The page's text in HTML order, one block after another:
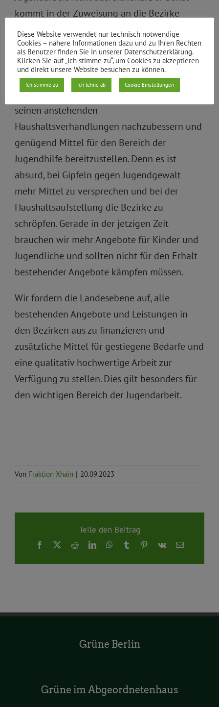
kommt in der Zuweisung an die Bezirke
seiner Verantwortung einer auskömmlichen
Finanzierung der Jugendarbeit weiterhin
nicht hinreichend nach – und dass trotz des
neuen Jugendfördergesetzes. Wir fordern das
Berliner Landesparlament deswegen auf, in
seinen anstehenden
Haushaltsverhandlungen nachzubessern und
genügend Mittel für den Bereich der
Jugendhilfe bereitzustellen. Denn es ist
absurd, bei Gipfeln gegen Jugendgewalt
mehr Mittel zu versprechen und bei der
Haushaltsaufstellung die Bezirke zu
schröpfen. Gerade in der jetzigen Zeit
brauchen wir mehr Angebote für Kinder und
Jugendliche und sollten nicht für den Erhalt
bestehender Angebote kämpfen müssen.
Wir fordern die Landesebene auf, alle
bestehenden Angebote und Leistungen in
den Bezirken aus zu finanzieren und
zusätzliche Mittel für gestiegene Bedarfe und
eine qualitativ hochwertige Arbeit zur
Verfügung zu stellen. Dies gilt besonders für
den wichtigen Bereich der Jugendarbeit.
Von Fraktion Xhain | 20.09.2023
Teile den Beitrag
Facebook
X RedditLinkedInWhatsApp
TumblrPinterest
Vk
E-
Grüne Berlin
Grüne im Abgeordnetenhaus
Diese Website verwendet nur technisch notwendige
Cookies – nähere Informationen dazu und zu Ihren Rechten
als Benutzer finden Sie in unserer Datenschutzerklärung.
Klicken Sie auf „Ich stimme zu“, um Cookies zu akzeptieren
und direkt unsere Website besuchen zu können.
Ich stimme zu Ich lehne ab Cookie Einstellungen